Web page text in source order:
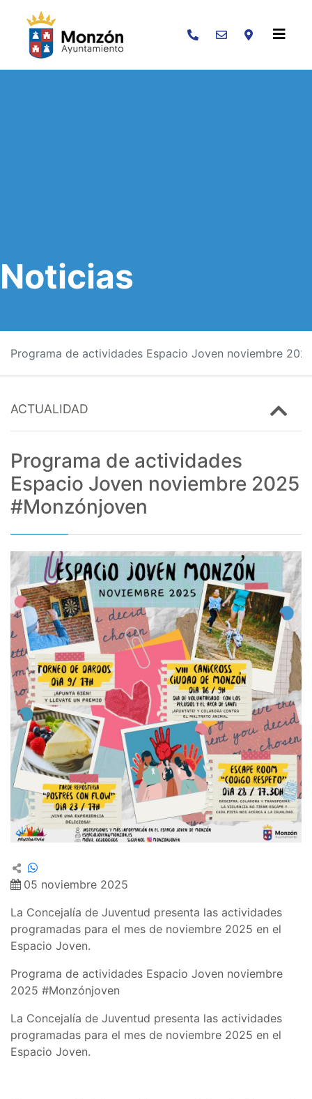
Buscar
Noticias
Programa de actividades Espacio Joven noviembre
ACTUALIDAD
Programa de actividades
Espacio Joven noviembre 2025
#Monzónjoven
05 noviembre 2025
La Concejalía de Juventud presenta las actividades
programadas para el mes de noviembre 2025 en el
Espacio Joven.
Programa de actividades Espacio Joven noviembre
2025 #Monzónjoven
La Concejalía de Juventud presenta las actividades
programadas para el mes de noviembre 2025 en el
Espacio Joven.